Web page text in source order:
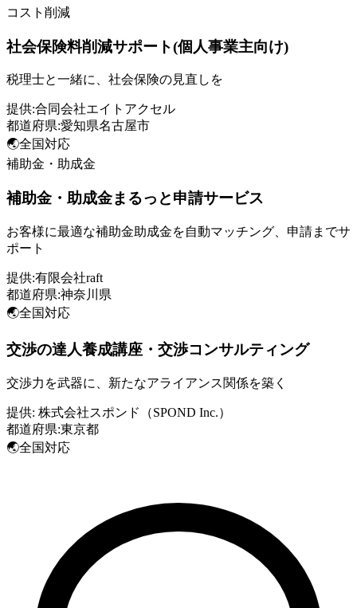
コスト削減
社会保険料削減サポート(個人事業主向け)
税理士と一緒に、社会保険の見直しを
提供:合同会社エイトアクセル
都道府県:愛知県名古屋市
🌏全国対応
補助金・助成金
補助金・助成金まるっと申請サービス
お客様に最適な補助金助成金を自動マッチング、申請までサ
ポート
提供:有限会社raft
都道府県:神奈川県
🌏全国対応
交渉の達人養成講座・交渉コンサルティング
交渉力を武器に、新たなアライアンス関係を築く
提供: 株式会社スポンド（SPOND Inc.）
都道府県:東京都
🌏全国対応